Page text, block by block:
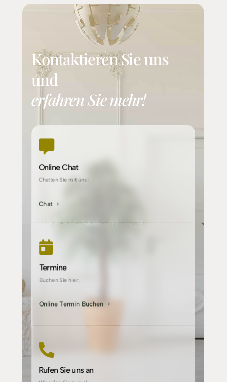
Kontaktieren Sie uns
und
erfahren Sie mehr!

Online Chat
Chatten Sie mit uns!
Chat

Termine
Buchen Sie hier:
Online Termin Buchen

Rufen Sie uns an